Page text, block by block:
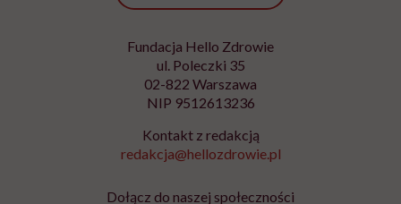
Fundacja Hello Zdrowie
ul. Poleczki 35
02-822 Warszawa
NIP 9512613236
Kontakt z redakcją
redakcja@hellozdrowie.pl
Dołącz do naszej społeczności